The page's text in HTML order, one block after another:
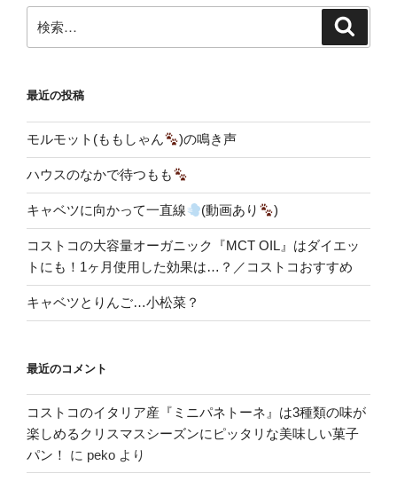
索:
最近の投稿
モルモット(ももしゃん )の鳴き声
ハウスのなかで待つもも
キャベツに向かって一直線 (動画あり )
コストコの大容量オーガニック『MCT OIL』はダイエッ
トにも！1ヶ月使用した効果は…？／コストコおすすめ
キャベツとりんご…小松菜？
最近のコメント
コストコのイタリア産『ミニパネトーネ』は3種類の味が
楽しめるクリスマスシーズンにピッタリな美味しい菓子
パン！
に peko より